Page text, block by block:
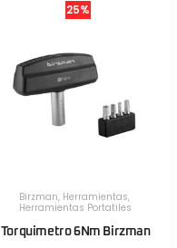
25%
Birzman, Herramientas,
Herramientas Portatiles
Torquimetro 6Nm Birzman